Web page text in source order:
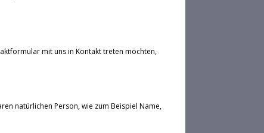
mit uns in Kontakt treten möchten,
natürlichen Person, wie zum Beispiel Name,